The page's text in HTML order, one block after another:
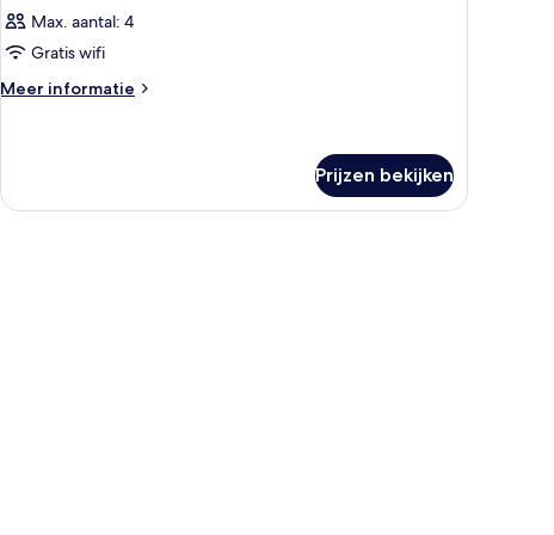
Max. aantal: 4
Gratis wifi
Meer informatie
Meer
Prijzen bekijken